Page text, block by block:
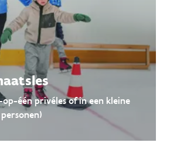
op-één privéles of in een kleine